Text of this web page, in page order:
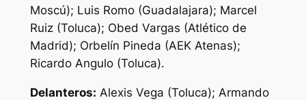
Moscú); Luis Romo (Guadalajara); Marcel
Ruiz (Toluca); Obed Vargas (Atlético de
Madrid); Orbelín Pineda (AEK Atenas);
Ricardo Angulo (Toluca).
Delanteros: Alexis Vega (Toluca); Armando